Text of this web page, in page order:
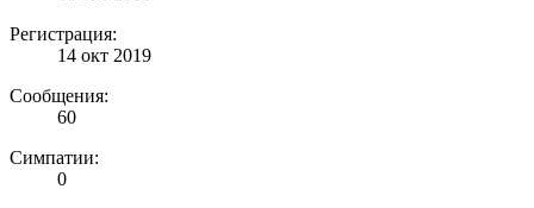
Регистрация:
14 окт 2019
Сообщения:
60
Симпатии:
0